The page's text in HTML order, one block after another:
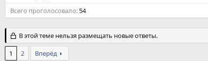
Всего проголосовало 54
В этой теме нельзя размещать новые ответы.
1 2 Вперёд